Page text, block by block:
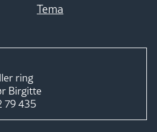
Tema
ring
Birgitte
79 435